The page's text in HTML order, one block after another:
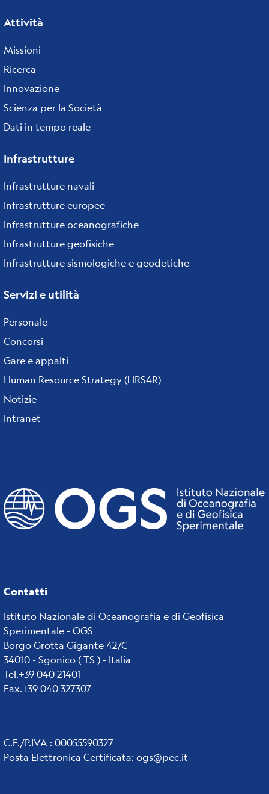
Attività
Missioni
Ricerca
Innovazione
Scienza per la Società
Dati in tempo reale
Infrastrutture
Infrastrutture navali
Infrastrutture europee
Infrastrutture oceanografiche
Infrastrutture geofisiche
Infrastrutture sismologiche e geodetiche
Servizi e utilità
Personale
Concorsi
Gare e appalti
Human Resource Strategy (HRS4R)
Notizie
Intranet
Contatti
Istituto Nazionale di Oceanografia e di Geofisica
Sperimentale - OGS
Borgo Grotta Gigante 42/C
34010 - Sgonico ( TS ) - Italia
Tel.+39 040 21401
Fax.+39 040 327307
C.F./P.IVA : 00055590327
Posta Elettronica Certificata: ogs@pec.it